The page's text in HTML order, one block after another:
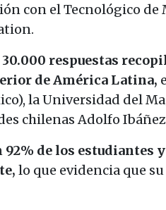
con el Tecnológico de
30.000 respuestas
de América Latina,
la Universidad del
chilenas Adolfo
92% de los estudiantes
lo que evidencia que